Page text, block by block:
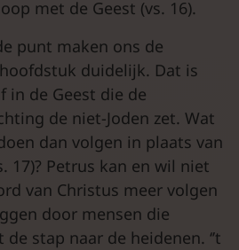
met de Geest (vs. 16).
punt maken ons de
duidelijk. Dat is
in de Geest die de
de niet-Joden zet. Wat
dan volgen in plaats van
17)? Petrus kan en wil niet
van Christus meer volgen
door mensen die
stap naar de heidenen. ‘’t